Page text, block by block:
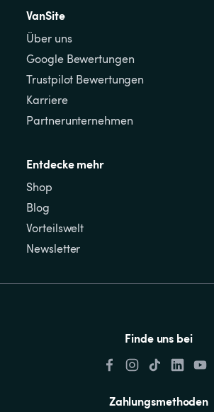
VanSite
Über uns
Google Bewertungen
Trustpilot Bewertungen
Karriere
Partnerunternehmen
Entdecke mehr
Shop
Blog
Vorteilswelt
Newsletter
Finde uns bei
Zahlungsmethoden